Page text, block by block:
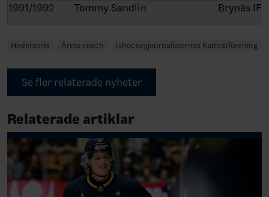
1991/1992
Tommy Sandlin Brynäs IF
Hederspris Årets coach Ishockeyjournalisternas Kamratförening
Se fler relaterade nyheter
Relaterade artiklar